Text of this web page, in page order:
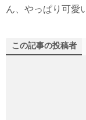
ん、やっぱり可愛
この記事の投稿者